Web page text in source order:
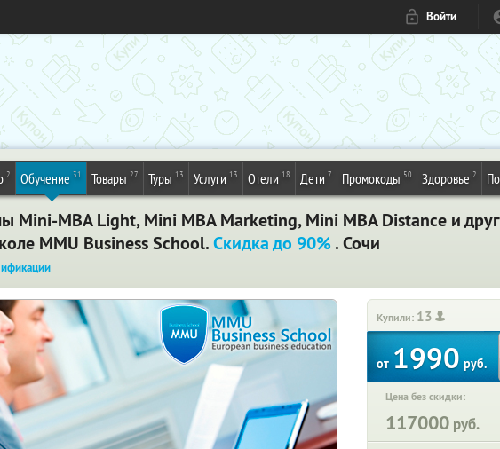
Войти
2 Обучение 31 Товары 27 Туры 13 Услуги 13 Отели 18 Дети 7 Промокоды 50 Здоровье 2
Mini-MBA Light, Mini MBA Marketing, Mini MBA Distance и
MMU Business School.Скидка до 90%. Сочи
Купили: 13
от 1990 руб.
Цена без скидки:
117000 руб.